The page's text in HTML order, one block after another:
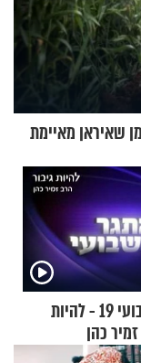
שאיראן מאיימת
האתגר השבועי 19 - להיות
כהן